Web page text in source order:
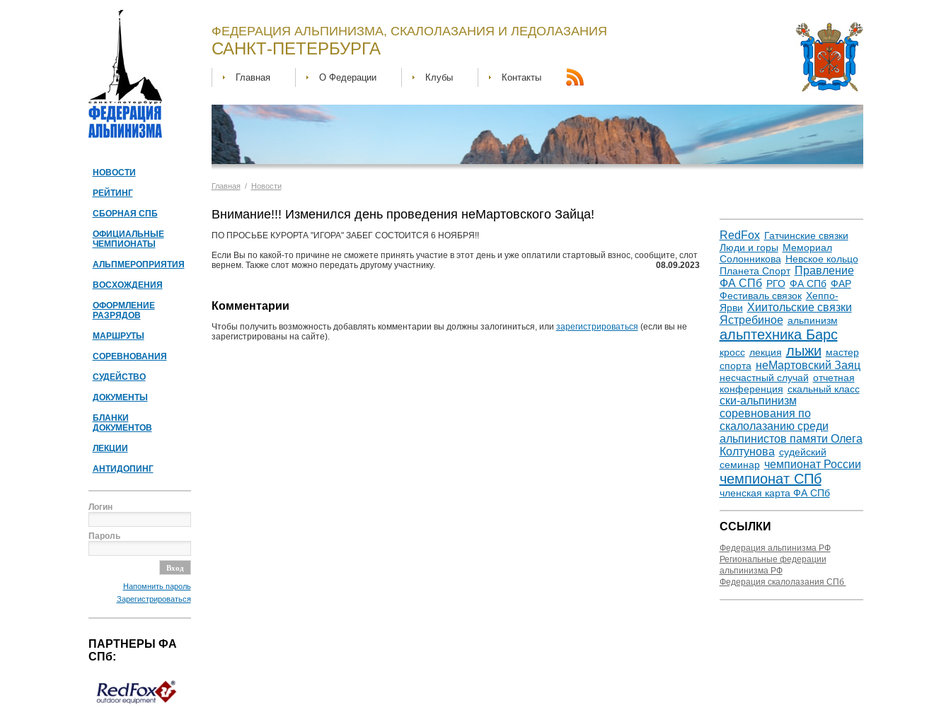
НОВОСТИ
РЕЙТИНГ
СБОРНАЯ СПБ
ОФИЦИАЛЬНЫЕ
ЧЕМПИОНАТЫ
АЛЬПМЕРОПРИЯТИЯ
ВОСХОЖДЕНИЯ
ОФОРМЛЕНИЕ
РАЗРЯДОВ
МАРШРУТЫ
СОРЕВНОВАНИЯ
СУДЕЙСТВО
ДОКУМЕНТЫ
БЛАНКИ
ДОКУМЕНТОВ
ЛЕКЦИИ
АНТИДОПИНГ
Логин
Пароль
Напомнить пароль
Зарегистрироваться
ПАРТНЕРЫ ФА
СПб:
ФЕДЕРАЦИЯ АЛЬПИНИЗМА, СКАЛОЛАЗАНИЯ И ЛЕДОЛАЗАНИЯ
САНКТ-ПЕТЕРБУРГА
Главная О Федерации Клубы Контакты
Главная / Новости
RedFox Гатчинские связки
Люди и горы Мемориал
Солонникова Невское кольцо
Планета Спорт Правление
ФА СПб РГО ФА СПб ФАР
Фестиваль связок Хеппо-
Ярви Хиитольские связки
Ястребиное альпинизм
альптехника Барс
кросс лекция лыжи мастер
спорта неМартовский Заяц
несчастный случай отчетная
конференция скальный класс
ски-альпинизм
соревнования по
скалолазанию среди
альпинистов памяти Олега
Колтунова судейский
семинар чемпионат России
чемпионат СПб
членская карта ФА СПб
ССЫЛКИ
Федерация альпинизма РФ
Региональные федерации
альпинизма РФ
Федерация скалолазания СПб
Внимание!!! Изменился день проведения неМартовского Зайца!
ПО ПРОСЬБЕ КУРОРТА "ИГОРА" ЗАБЕГ СОСТОИТСЯ 6 НОЯБРЯ!!
Если Вы по какой-то причине не сможете принять участие в этот день и уже оплатили стартовый взнос, сообщите, слот
вернем. Также слот можно передать другому участнику.
08.09.2023
Комментарии
Чтобы получить возможность добавлять комментарии вы должны залогиниться, или зарегистрироваться (если вы не
зарегистрированы на сайте).